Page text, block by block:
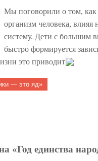
Мы поговорили о том, как
организм человека, влияя
систему. Дети с большим
быстро формируется
это приводит
— это яд»
«Год единства